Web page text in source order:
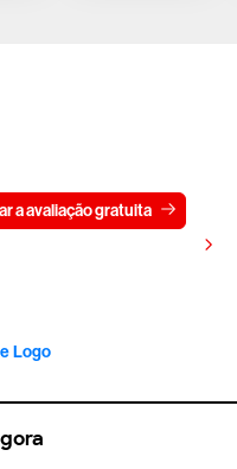
a avaliação gratuita